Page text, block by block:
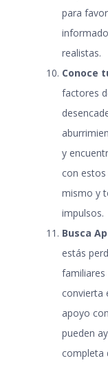
para
realistas.
Conoce
factores
y
con
mismo y
impulsos.
Busca
estás
familiares
convierta
apoyo
pueden
completa